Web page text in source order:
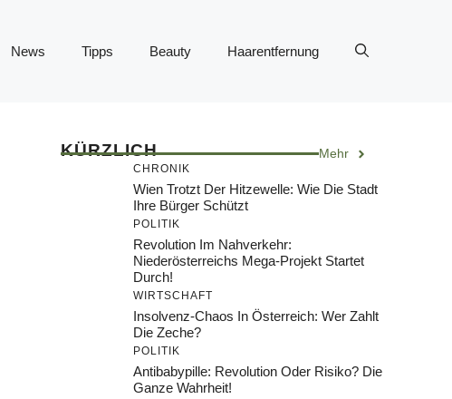
News Tipps Beauty Haarentfernung
KÜRZLICH Mehr
CHRONIK
Wien Trotzt Der Hitzewelle: Wie Die Stadt
Ihre Bürger Schützt
POLITIK
Revolution Im Nahverkehr:
Niederösterreichs Mega-Projekt Startet
Durch!
WIRTSCHAFT
Insolvenz-Chaos In Österreich: Wer Zahlt
Die Zeche?
POLITIK
Antibabypille: Revolution Oder Risiko? Die
Ganze Wahrheit!